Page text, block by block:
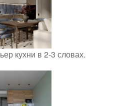
кухни в 2-3 словах.